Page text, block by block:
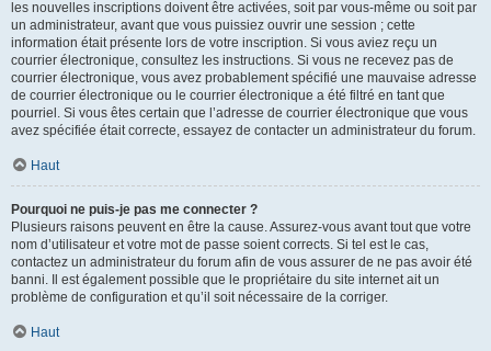
les nouvelles inscriptions doivent être activées, soit par vous-même ou soit par
un administrateur, avant que vous puissiez ouvrir une session ; cette
information était présente lors de votre inscription. Si vous aviez reçu un
courrier électronique, consultez les instructions. Si vous ne recevez pas de
courrier électronique, vous avez probablement spécifié une mauvaise adresse
de courrier électronique ou le courrier électronique a été filtré en tant que
pourriel. Si vous êtes certain que l’adresse de courrier électronique que vous
avez spécifiée était correcte, essayez de contacter un administrateur du forum.
Haut
Pourquoi ne puis-je pas me connecter ?
Plusieurs raisons peuvent en être la cause. Assurez-vous avant tout que votre
nom d’utilisateur et votre mot de passe soient corrects. Si tel est le cas,
contactez un administrateur du forum afin de vous assurer de ne pas avoir été
banni. Il est également possible que le propriétaire du site internet ait un
problème de configuration et qu’il soit nécessaire de la corriger.
Haut